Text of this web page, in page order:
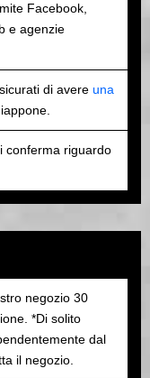
Facebook,
e agenzie
di avere una
conferma riguardo
negozio 30
*Di solito
dal
il negozio.